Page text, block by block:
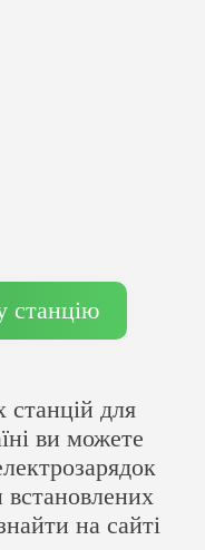
для
ви можете
встановлених
на сайті
станцію